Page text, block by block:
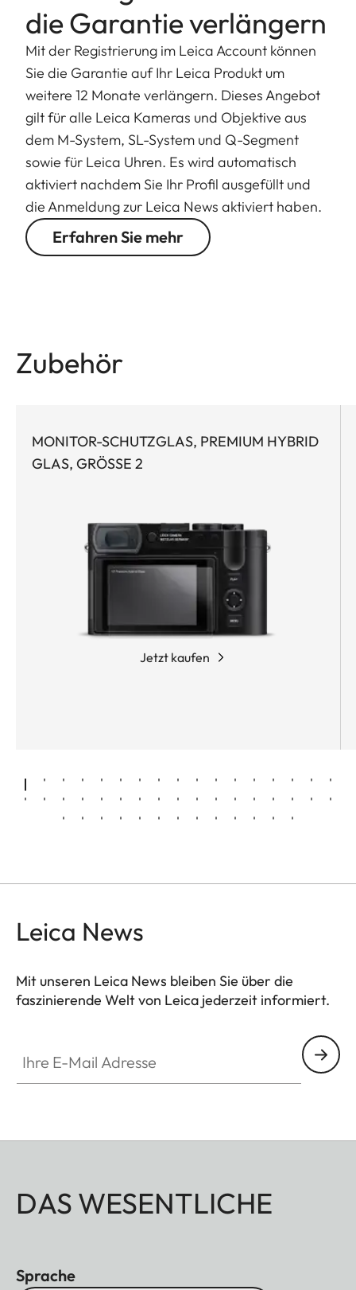
die Garantie verlängern
Mit der Registrierung im Leica Account können
Sie die Garantie auf Ihr Leica Produkt um
weitere 12 Monate verlängern. Dieses Angebot
gilt für alle Leica Kameras und Objektive aus
dem M-System, SL-System und Q-Segment
sowie für Leica Uhren. Es wird automatisch
aktiviert nachdem Sie Ihr Profil ausgefüllt und
die Anmeldung zur Leica News aktiviert haben.
Erfahren Sie mehr
Zubehör
MONITOR-SCHUTZGLAS, PREMIUM HYBRID
GLAS, GRÖSSE 2
Jetzt kaufen
Leica News
Mit unseren Leica News bleiben Sie über die
faszinierende Welt von Leica jederzeit informiert.
DAS WESENTLICHE
Sprache